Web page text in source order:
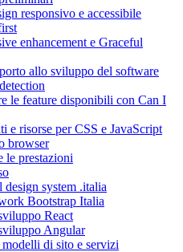
responsivo e accessibile
enhancement e Graceful
allo sviluppo del software
le feature disponibili con Can I
e risorse per CSS e JavaScript
browser
le prestazioni
system .italia
Bootstrap Italia
React
Angular
di sito e servizi